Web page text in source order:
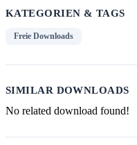
KATEGORIEN & TAGS
Freie Downloads
SIMILAR DOWNLOADS
No related download found!